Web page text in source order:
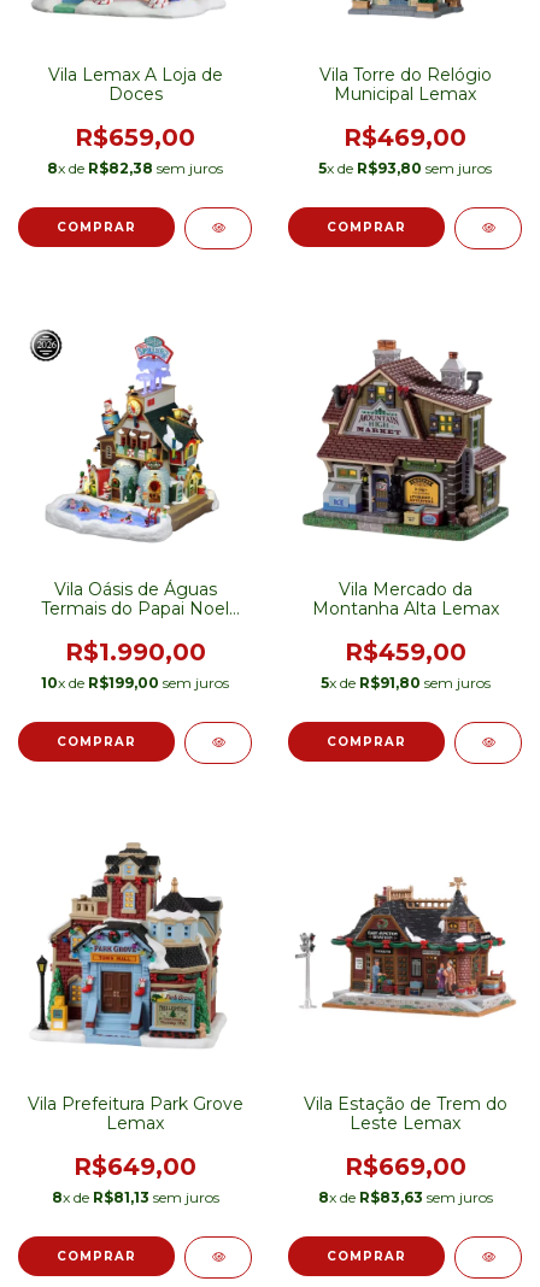
Vila Lemax A Loja de
Doces
R$659,00
8x de R$82,38 sem juros
Vila Torre do Relógio
Municipal Lemax
R$469,00
5x de R$93,80 sem juros
Vila Oásis de Águas
Termais do Papai Noel
R$1.990,00
10x de R$199,00 sem juros
Vila Mercado da
Montanha Alta Lemax
R$459,00
5x de R$91,80 sem juros
Vila Prefeitura Park Grove
Lemax
R$649,00
8x de R$81,13 sem juros
Vila Estação de Trem do
Leste Lemax
R$669,00
8x de R$83,63 sem juros